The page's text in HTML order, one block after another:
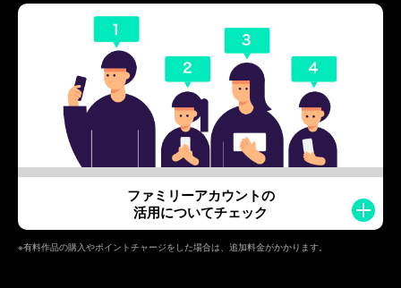
ファミリーアカウントの
活用についてチェック
※有料作品の購入やポイントチャージをした場合は、追加料金がかかります。